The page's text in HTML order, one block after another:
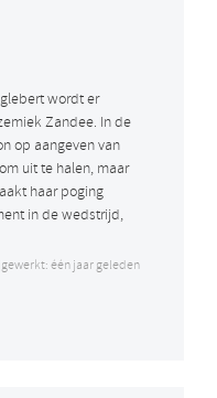
wordt er
Zandee. In de
op aangeven van
uit te halen, maar
haar poging
in de wedstrijd,
één jaar geleden